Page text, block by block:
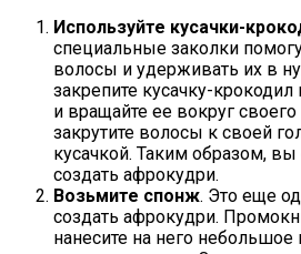
Используйте кусачки-
специальные заколки
волосы и удерживать их в
закрепите кусачку-
и вращайте ее вокруг
закрутите волосы к своей
кусачкой. Таким образом,
создать афрокудри.
Возьмите спонж. Это еще
создать афрокудри.
нанесите на него небольшое